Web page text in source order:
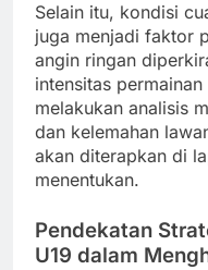
Selain itu, kondisi
juga menjadi faktor
angin ringan
intensitas
melakukan analisis
dan kelemahan
akan diterapkan di
menentukan.
Pendekatan
U19 dalam